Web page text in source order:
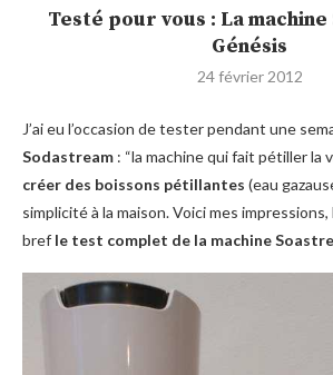
Testé pour vous : La
Génésis
24 février 2012
J’ai eu l’occasion de tester pendant une
Sodastream : “la machine qui fait pétiller la
créer des boissons pétillantes (eau
simplicité à la maison. Voici mes
bref le test complet de la machine